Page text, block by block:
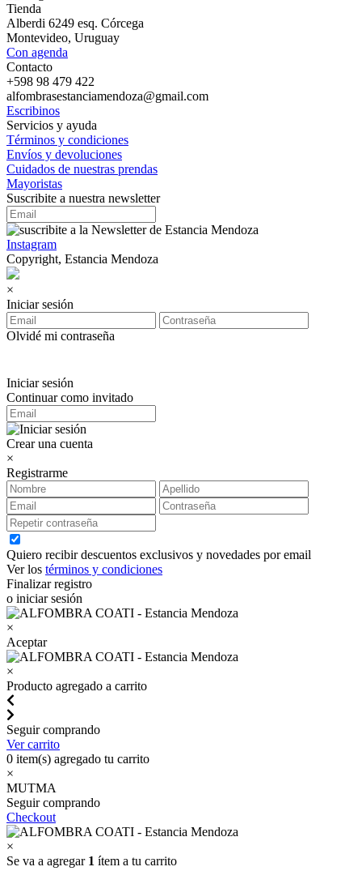
Tienda
Alberdi 6249 esq. Córcega
Montevideo, Uruguay
Con agenda
Contacto
+598 98 479 422
alfombrasestanciamendoza@gmail.com
Escribinos
Servicios y ayuda
Términos y condiciones
Envíos y devoluciones
Cuidados de nuestras prendas
Mayoristas
Suscribite a nuestra newsletter
Instagram
Copyright, Estancia Mendoza
×
Iniciar sesión
Olvidé mi contraseña
Iniciar sesión
Continuar como invitado
Crear una cuenta
×
Registrarme
Quiero recibir descuentos exclusivos y novedades por email
Ver los términos y condiciones
Finalizar registro
o iniciar sesión
×
Aceptar
×
Producto agregado a carrito
Seguir comprando
Ver carrito
0 item(s) agregado tu carrito
×
MUTMA
Seguir comprando
Checkout
×
Se va a agregar 1 ítem a tu carrito